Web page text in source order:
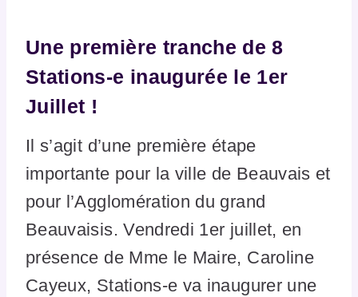
Une première tranche de 8
Stations-e inaugurée le 1er
Juillet !
Il s’agit d’une première étape
importante pour la ville de Beauvais et
pour l’Agglomération du grand
Beauvaisis. Vendredi 1er juillet, en
présence de Mme le Maire, Caroline
Cayeux, Stations-e va inaugurer une